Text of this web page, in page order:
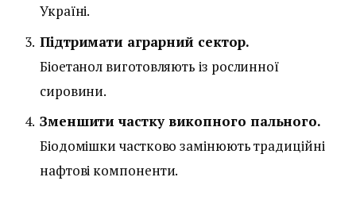
Україні.
Підтримати аграрний сектор.
Біоетанол виготовляють із рослинної
сировини.
Зменшити частку викопного пального.
Біодомішки частково замінюють традиційні
нафтові компоненти.